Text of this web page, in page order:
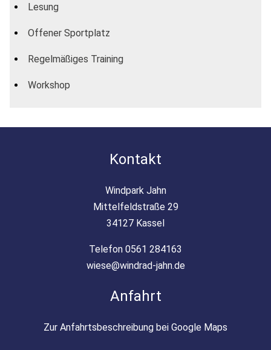
Lesung
Offener Sportplatz
Regelmäßiges Training
Workshop
Kontakt
Windpark Jahn
Mittelfeldstraße 29
34127 Kassel
Telefon 0561 284163
wiese@windrad-jahn.de
Anfahrt
Zur Anfahrtsbeschreibung bei Google Maps